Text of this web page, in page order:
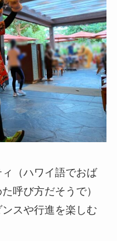
（ハワイ語でおば
呼び方だそうで）
スや行進を楽しむ